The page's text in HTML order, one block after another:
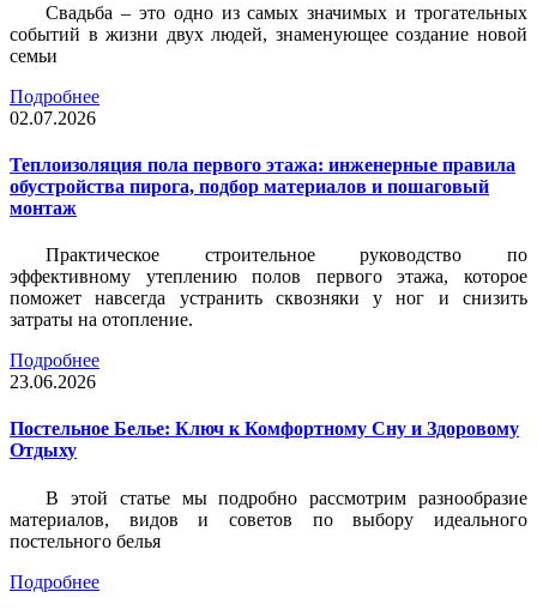
Свадьба – это одно из самых значимых и трогательных
событий в жизни двух людей, знаменующее создание новой
семьи
Подробнее
02.07.2026
Теплоизоляция пола первого этажа: инженерные правила
обустройства пирога, подбор материалов и пошаговый
монтаж
Практическое строительное руководство по
эффективному утеплению полов первого этажа, которое
поможет навсегда устранить сквозняки у ног и снизить
затраты на отопление.
Подробнее
23.06.2026
Постельное Белье: Ключ к Комфортному Сну и Здоровому
Отдыху
В этой статье мы подробно рассмотрим разнообразие
материалов, видов и советов по выбору идеального
постельного белья
Подробнее